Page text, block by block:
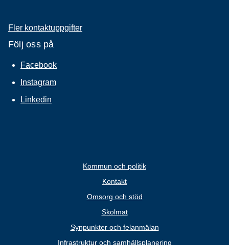
Fler kontaktuppgifter
Följ oss på
Facebook
Instagram
Linkedin
Kommun och politik
Kontakt
Omsorg och stöd
Skolmat
Synpunkter och felanmälan
Infrastruktur och samhällsplanering